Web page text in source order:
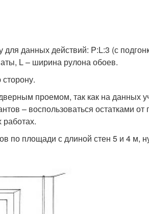
данных действий: P:L:3 (с
L – ширина рулона обоев.
проемом, так как на данных
– воспользоваться остатками от
по площади с длиной стен 5 и 4 м,